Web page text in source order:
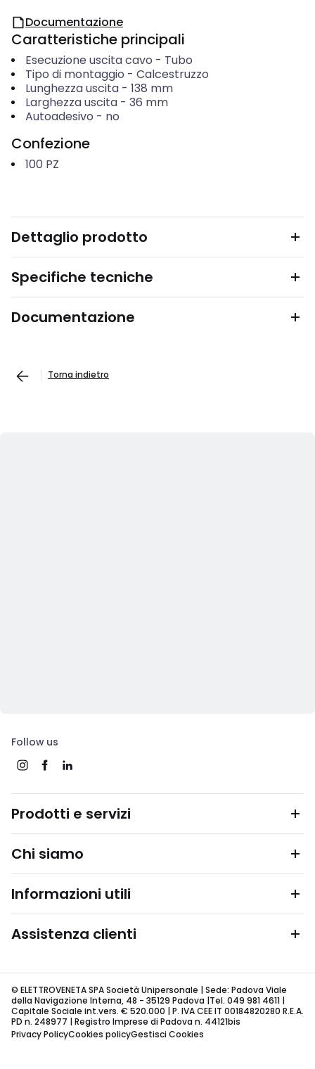
Documentazione
Caratteristiche principali
Esecuzione uscita cavo - Tubo
Tipo di montaggio - Calcestruzzo
Lunghezza uscita- 138 mm
Larghezza uscita- 36 mm
Autoadesivo - no
Confezione
100 PZ
Dettaglio prodotto
Specifiche tecniche
Documentazione
Torna indietro
Follow us
Prodotti e servizi
Chi siamo
Informazioni utili
Assistenza clienti
© ELETTROVENETA SPA Società Unipersonale | Sede: Padova Viale
della Navigazione Interna, 48 - 35129 Padova |Tel. 049 981 4611 |
Capitale Sociale int.vers. € 520.000 | P. IVA CEE IT 00184820280 R.E.A.
PD n. 248977 | Registro Imprese di Padova n. 44121bis
Privacy PolicyCookies policyGestisci Cookies